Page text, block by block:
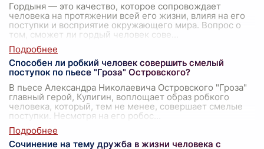
Гордыня — это качество, которое сопровождает
человека на протяжении всей его жизни, влияя на его
поступки и восприятие окружающего мира. Вопрос о
том, сможет ли гордый человек сове
Способен ли робкий человек совершить смелый
поступок по пьесе "Гроза" Островского?
В пьесе Александра Николаевича Островского "Гроза"
главный герой, Кулигин, воплощает образ робкого
человека, который, тем не менее, совершает смелые
поступки. Несмотря на его робос
Сочинение на тему дружба в жизни человека с